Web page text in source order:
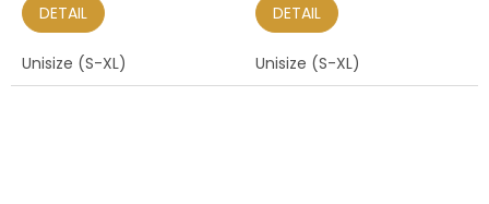
DETAIL
Unisize (S-XL)
DETAIL
Unisize (S-XL)